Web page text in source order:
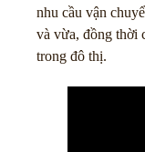
nhu cầu vận
và vừa, đồng thời
trong đô thị.